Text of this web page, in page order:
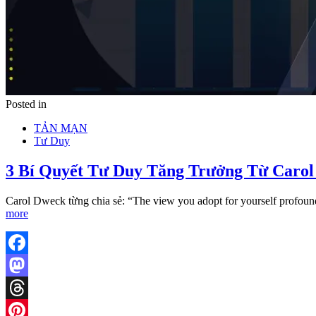
Posted in
TẢN MẠN
Tư Duy
3 Bí Quyết Tư Duy Tăng Trưởng Từ
Carol Dweck từng chia sẻ: “The view you adopt for yourself
more
Facebook
Mastodon
Threads